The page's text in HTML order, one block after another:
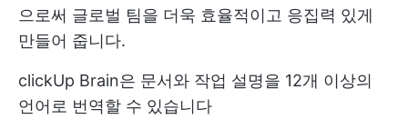
으로써 글로벌 팀을 더욱 효율적이고 응집력 있게
만들어 줍니다.
clickUp Brain은 문서와 작업 설명을 12개 이상의
언어로 번역할 수 있습니다